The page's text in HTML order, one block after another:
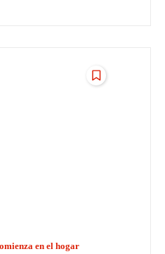
en el hogar